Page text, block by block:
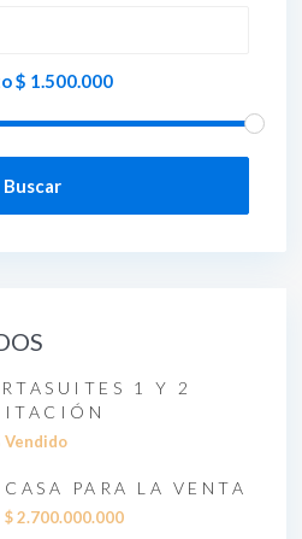
$ 1.500.000
Buscar
1 Y 2
Vendido
CASA PARA LA VENTA
$ 2.700.000.000